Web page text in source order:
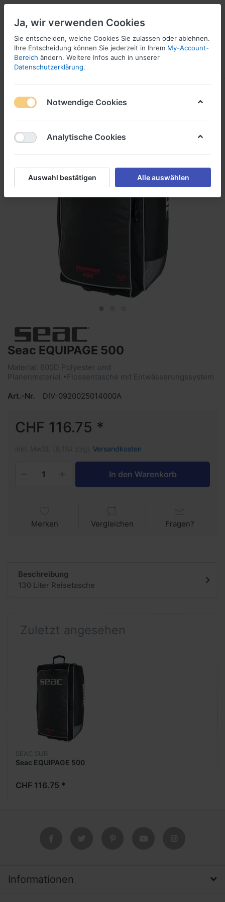
Menü Anmelden
16
Seac EQUIPAGE 500
Material: 600D Polyester und
Planenmaterial.•Flossentasche mit Entwässerungssystem
Art.-Nr.
DIV-0920025014000A
CHF 116.75 *
Versandkosten
In den Warenkorb
Merken Vergleichen Fragen?
Beschreibung
130 Liter Reisetasche
Zuletzt angesehen
SEAC SUB
Seac EQUIPAGE 500
CHF 116.75 *
Informationen
Ja, wir verwenden Cookies
Sie entscheiden, welche Cookies Sie zulassen oder ablehnen.
Ihre Entscheidung können Sie jederzeit in Ihrem My-Account-
Bereich ändern. Weitere Infos auch in unserer
Datenschutzerklärung.
Notwendige Cookies
Analytische Cookies
Auswahl bestätigen Alle auswählen